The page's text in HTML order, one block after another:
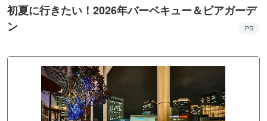
初夏に行きたい！2026年バーベキュー＆ビアガーデ
ン
PR